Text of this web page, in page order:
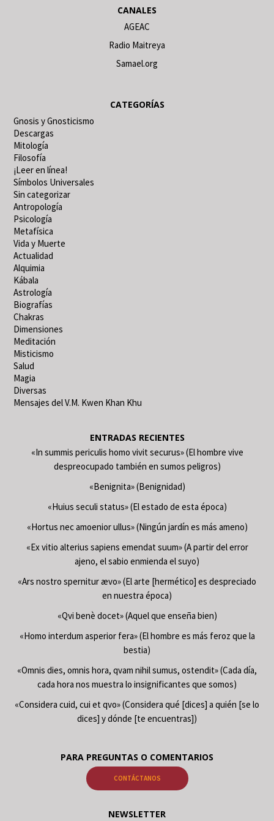
CANALES
AGEAC
Radio Maitreya
Samael.org
CATEGORÍAS
Gnosis y Gnosticismo
Descargas
Mitología
Filosofía
¡Leer en línea!
Símbolos Universales
Sin categorizar
Antropología
Psicología
Metafísica
Vida y Muerte
Actualidad
Alquimia
Kábala
Astrología
Biografías
Chakras
Dimensiones
Meditación
Misticismo
Salud
Magia
Diversas
Mensajes del V.M. Kwen Khan Khu
ENTRADAS RECIENTES
«In summis periculis homo vivit securus» (El hombre vive
despreocupado también en sumos peligros)
«Benignita» (Benignidad)
«Huius seculi status» (El estado de esta época)
«Hortus nec amoenior ullus» (Ningún jardín es más ameno)
«Ex vitio alterius sapiens emendat suum» (A partir del error
ajeno, el sabio enmienda el suyo)
«Ars nostro spernitur ævo» (El arte [hermético] es despreciado
en nuestra época)
«Qvi benè docet» (Aquel que enseña bien)
«Homo interdum asperior fera» (El hombre es más feroz que la
bestia)
«Omnis dies, omnis hora, qvam nihil sumus, ostendit» (Cada día,
cada hora nos muestra lo insignificantes que somos)
«Considera cuid, cui et qvo» (Considera qué [dices] a quién [se lo
dices] y dónde [te encuentras])
PARA PREGUNTAS O COMENTARIOS
CONTÁCTANOS
NEWSLETTER